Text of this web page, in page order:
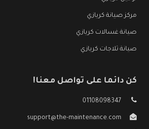
مركز صيانة كريازي
صيانة غسالات كريازي
صيانة ثلاجات كريازي
كن دائما على تواصل معنا!
01108098347
support@the-maintenance.com